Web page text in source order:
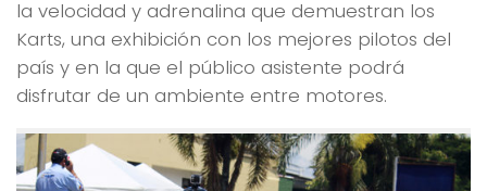
la velocidad y adrenalina que demuestran los
Karts, una exhibición con los mejores pilotos del
país y en la que el público asistente podrá
disfrutar de un ambiente entre motores.